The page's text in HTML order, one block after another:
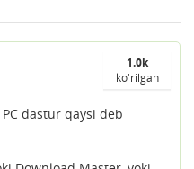
1.0k
ko'rilgan
dastur qaysi deb